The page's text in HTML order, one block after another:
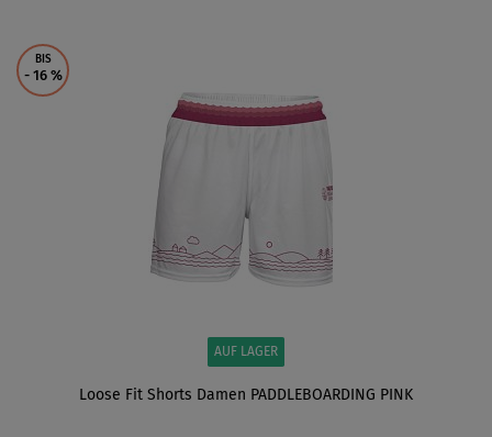
BIS
- 16 %
AUF LAGER
Loose Fit Shorts Damen PADDLEBOARDING PINK